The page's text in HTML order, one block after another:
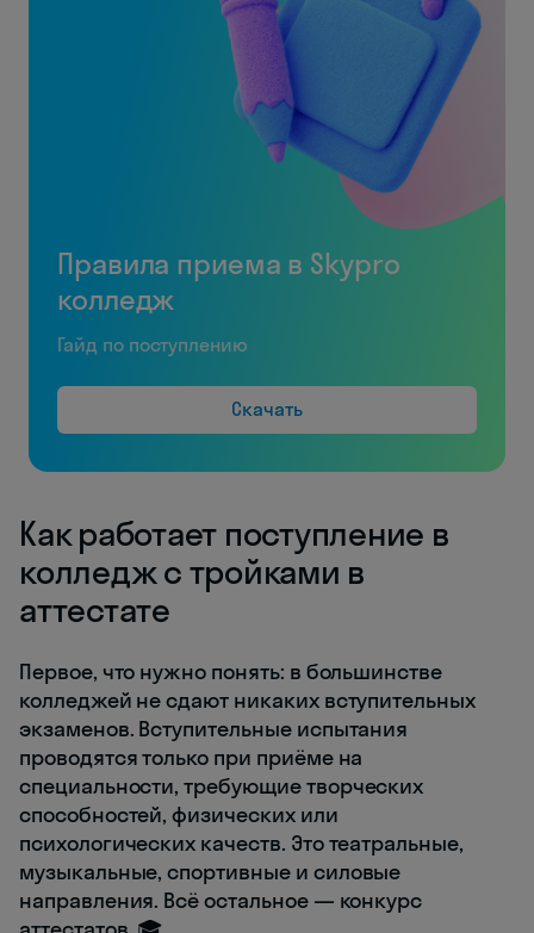
Правила приема в Skypro
колледж
Гайд по поступлению
Скачать
Как работает поступление в
колледж с тройками в
аттестате
Первое, что нужно понять: в большинстве
колледжей не сдают никаких вступительных
экзаменов. Вступительные испытания
проводятся только при приёме на
специальности, требующие творческих
способностей, физических или
психологических качеств. Это театральные,
музыкальные, спортивные и силовые
направления. Всё остальное — конкурс